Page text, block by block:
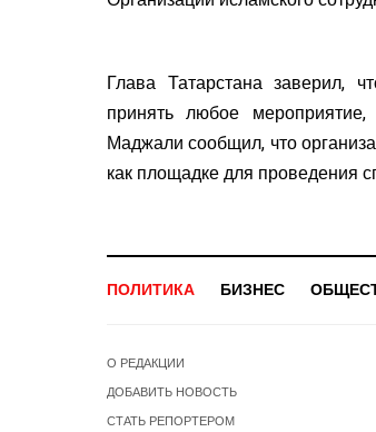
Глава Татарстана заверил,
принять любое
Маджали сообщил, что
как площадке для проведения
ПОЛИТИКА БИЗНЕС
О РЕДАКЦИИ
ДОБАВИТЬ НОВОСТЬ
СТАТЬ РЕПОРТЕРОМ